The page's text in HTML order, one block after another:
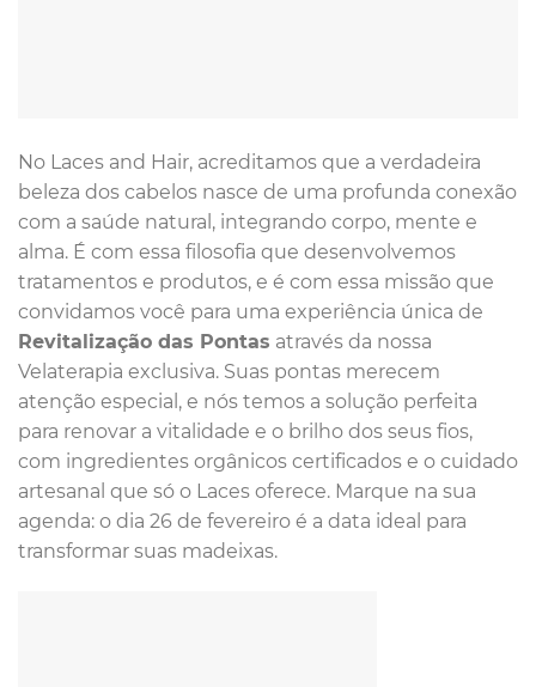
No Laces and Hair, acreditamos que a verdadeira
beleza dos cabelos nasce de uma profunda conexão
com a saúde natural, integrando corpo, mente e
alma. É com essa filosofia que desenvolvemos
tratamentos e produtos, e é com essa missão que
convidamos você para uma experiência única de
Revitalização das Pontas através da nossa
Velaterapia exclusiva. Suas pontas merecem
atenção especial, e nós temos a solução perfeita
para renovar a vitalidade e o brilho dos seus fios,
com ingredientes orgânicos certificados e o cuidado
artesanal que só o Laces oferece. Marque na sua
agenda: o dia 26 de fevereiro é a data ideal para
transformar suas madeixas.